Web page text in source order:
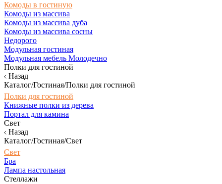
Комоды в гостиную
Комоды из массива
Комоды из массива дуба
Комоды из массива сосны
Недорого
Модульная гостиная
Модульная мебель Молодечно
Полки для гостиной
Назад
Каталог/Гостиная/Полки для гостиной
Полки для гостиной
Книжные полки из дерева
Портал для камина
Свет
Назад
Каталог/Гостиная/Свет
Свет
Бра
Лампа настольная
Стеллажи